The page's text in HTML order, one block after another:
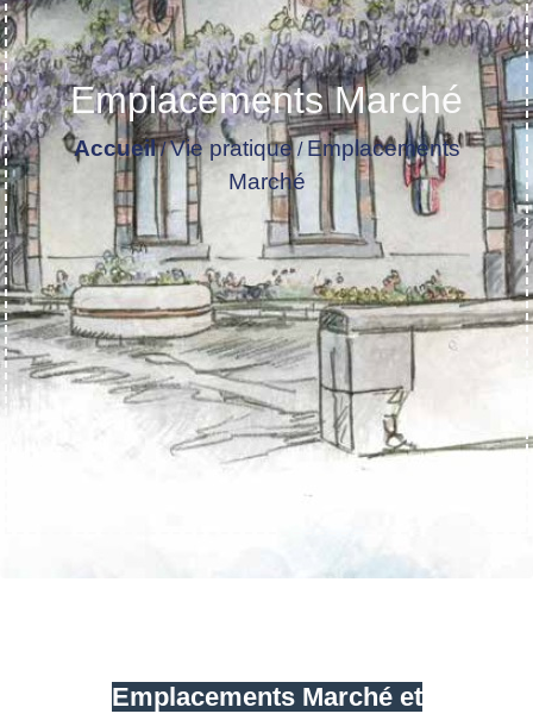
Emplacements Marché
Accueil/Vie pratique/ Emplacements
Marché
Emplacements Marché et